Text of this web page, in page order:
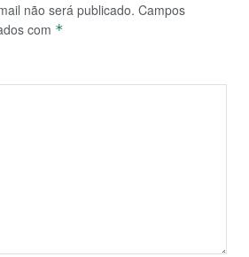
não será publicado. Campos
com *